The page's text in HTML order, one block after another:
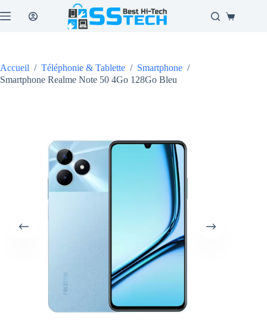
au
Panier
Accueil / Téléphonie & Tablette / Smartphone /
Smartphone Realme Note 50 4Go 128Go Bleu